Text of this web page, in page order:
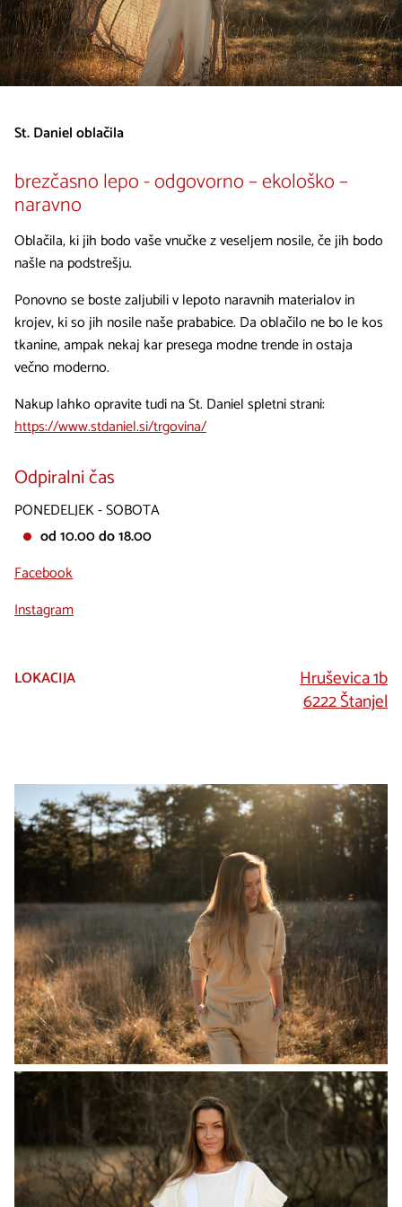
St. Daniel oblačila
brezčasno lepo - odgovorno – ekološko –
naravno
Oblačila, ki jih bodo vaše vnučke z veseljem nosile, če jih bodo
našle na podstrešju.
Ponovno se boste zaljubili v lepoto naravnih materialov in
krojev, ki so jih nosile naše prababice. Da oblačilo ne bo le kos
tkanine, ampak nekaj kar presega modne trende in ostaja
večno moderno.
Nakup lahko opravite tudi na St. Daniel spletni strani:
https://www.stdaniel.si/trgovina/
Odpiralni čas
PONEDELJEK - SOBOTA
od 10.00 do 18.00
Facebook
Instagram
LOKACIJA
Hruševica 1b
6222 Štanjel